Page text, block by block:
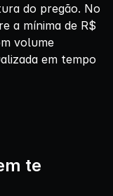
do pregão. No
a mínima de R$
volume
em tempo
te